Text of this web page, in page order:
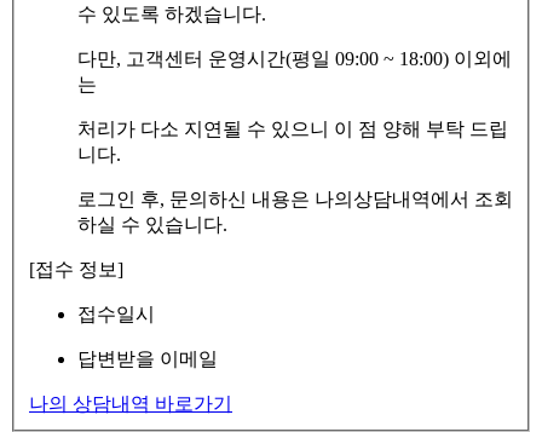
수 있도록 하겠습니다.
다만, 고객센터 운영시간(평일 09:00 ~ 18:00) 이외에
는
처리가 다소 지연될 수 있으니 이 점 양해 부탁 드립
니다.
로그인 후, 문의하신 내용은 나의상담내역에서 조회
하실 수 있습니다.
[접수 정보]
접수일시
답변받을 이메일
나의 상담내역 바로가기